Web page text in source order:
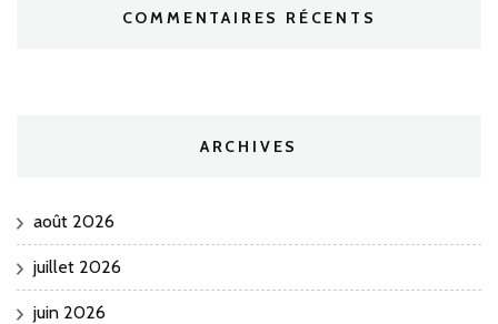
COMMENTAIRES RÉCENTS
ARCHIVES
août 2026
juillet 2026
juin 2026